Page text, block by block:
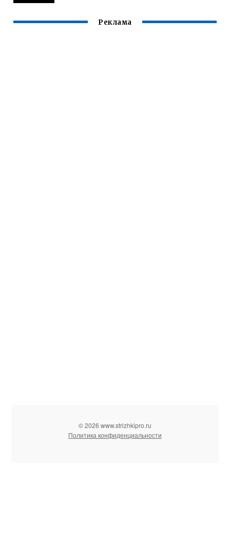
Реклама
© 2026 www.strizhkipro.ru
Политика конфиденциальности